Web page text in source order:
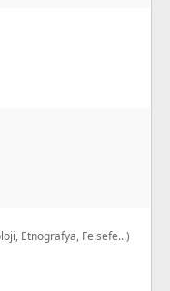
Etnografya, Felsefe...)